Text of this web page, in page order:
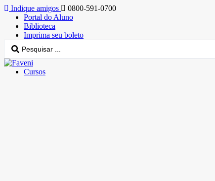
Indique amigos
0800-591-0700
Portal do Aluno
Biblioteca
Imprima seu boleto
Cursos